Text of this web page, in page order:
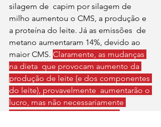
silagem de  capim por silagem de
milho aumentou o CMS, a produção e
a proteína do leite. Já as emissões  de
metano aumentaram 14%, devido ao
maior CMS. Claramente, as mudanças
na dieta  que provocam aumento da
produção de leite (e dos componentes
do leite), provavelmente  aumentarão o
lucro, mas não necessariamente